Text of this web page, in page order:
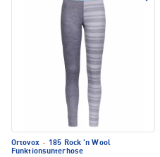
Ortovox · 185 Rock 'n Wool
Funktionsunterhose